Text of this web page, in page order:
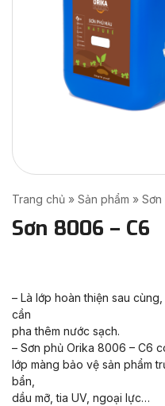
Trang chủ » Sản phẩm » Sơn
Sơn 8006 – C6
– Là lớp hoàn thiện sau
cần
pha thêm nước sạch.
– Sơn phủ Orika 8006 – C6
lớp màng bảo vệ sản phẩm
bẩn,
dầu mỡ, tia UV, ngoại lực…